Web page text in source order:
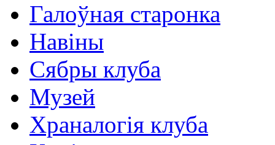
Галоўная старонка
Навіны
Сябры клуба
Музей
Храналогія клуба